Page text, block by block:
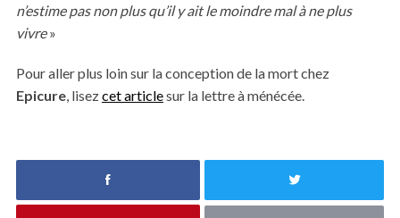
n’estime pas non plus qu’il y ait le moindre mal à ne plus
vivre»
Pour aller plus loin sur la conception de la mort chez
Epicure, lisezcet articlesur la lettre à ménécée.